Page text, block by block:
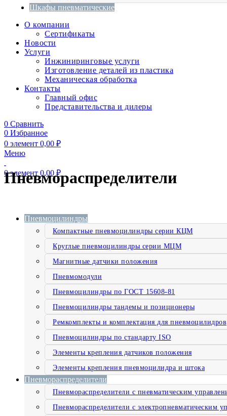
Шкафы пневматические
О компании
Сертификаты
Новости
Услуги
Инжиниринговые услуги
Изготовление деталей из пластика
Механическая обработка
Контакты
Главный офис
Представительства и дилеры
0 Сравнить
0 Избранное
0 элемент 0,00 ₽
Меню
0элемент 0,00 ₽
Пневмораспределители
Пневмоцилиндры
Компактные пневмоцилиндры серии КЦМ
Круглые пневмоцилиндры серии МЦМ
Магнитные датчики положения
Пневмомодули
Пневмоцилиндры по ГОСТ 15608-81
Пневмоцилиндры тандемы и позиционеры
Ремкомплекты и комплектация для пневмоцилидров
Пневмоцилиндры по стандарту ISO
Элементы крепления датчиков положения
Элементы крепления пневмоцилидра и штока
Пневмораспределители
Пневмораспределители с пневматическим
Пневмораспределители с электропневматическим